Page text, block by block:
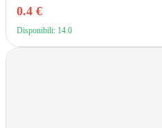
0.4 €
Disponibili: 14.0